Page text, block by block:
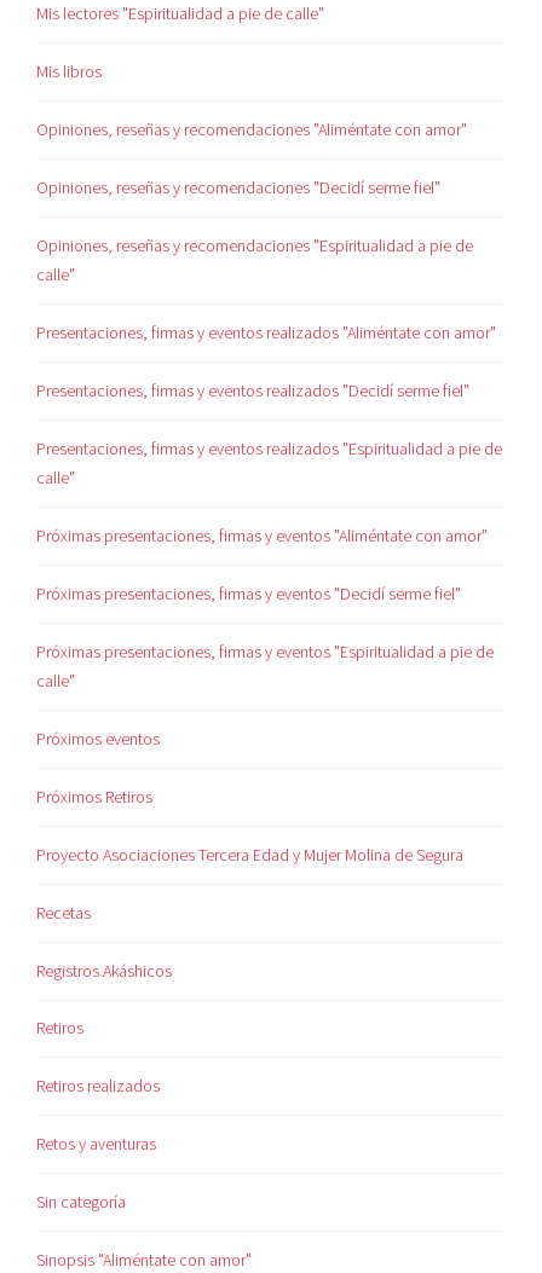
Mis lectores "Espiritualidad a pie de calle"
Mis libros
Opiniones, reseñas y recomendaciones "Aliméntate con amor"
Opiniones, reseñas y recomendaciones "Decidí serme fiel"
Opiniones, reseñas y recomendaciones "Espiritualidad a pie de
calle"
Presentaciones, firmas y eventos realizados "Aliméntate con amor"
Presentaciones, firmas y eventos realizados "Decidí serme fiel"
Presentaciones, firmas y eventos realizados "Espiritualidad a pie de
calle"
Próximas presentaciones, firmas y eventos "Aliméntate con amor"
Próximas presentaciones, firmas y eventos "Decidí serme fiel"
Próximas presentaciones, firmas y eventos "Espiritualidad a pie de
calle"
Próximos eventos
Próximos Retiros
Proyecto Asociaciones Tercera Edad y Mujer Molina de Segura
Recetas
Registros Akáshicos
Retiros
Retiros realizados
Retos y aventuras
Sin categoría
Sinopsis "Aliméntate con amor"